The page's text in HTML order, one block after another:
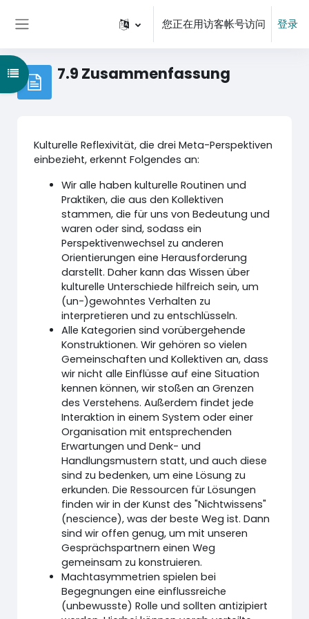
您正在用访客帐号访问 登录
7.9 Zusammenfassung
打开课程索引
Kulturelle Reflexivität, die drei Meta-Perspektiven
einbezieht, erkennt Folgendes an:
Wir alle haben kulturelle Routinen und
Praktiken, die aus den Kollektiven
stammen, die für uns von Bedeutung und
waren oder sind, sodass ein
Perspektivenwechsel zu anderen
Orientierungen eine Herausforderung
darstellt. Daher kann das Wissen über
kulturelle Unterschiede hilfreich sein, um
(un-)gewohntes Verhalten zu
interpretieren und zu entschlüsseln.
Alle Kategorien sind vorübergehende
Konstruktionen. Wir gehören so vielen
Gemeinschaften und Kollektiven an, dass
wir nicht alle Einflüsse auf eine Situation
kennen können, wir stoßen an Grenzen
des Verstehens. Außerdem findet jede
Interaktion in einem System oder einer
Organisation mit entsprechenden
Erwartungen und Denk- und
Handlungsmustern statt, und auch diese
sind zu bedenken, um eine Lösung zu
erkunden. Die Ressourcen für Lösungen
finden wir in der Kunst des "Nichtwissens"
(nescience), was der beste Weg ist. Dann
sind wir offen genug, um mit unseren
Gesprächspartnern einen Weg
gemeinsam zu konstruieren.
Machtasymmetrien spielen bei
Begegnungen eine einflussreiche
(unbewusste) Rolle und sollten antizipiert